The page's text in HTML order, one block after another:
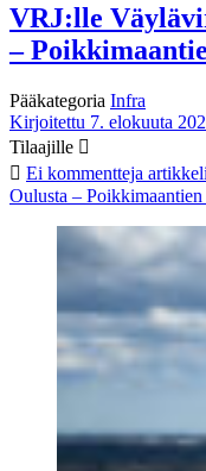
VRJ:lle
–
Pääkategoria Infra
Kirjoitettu 7. elokuuta
Tilaajille
Ei kommentteja
Oulusta –